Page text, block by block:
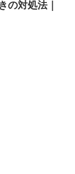
の対処法｜